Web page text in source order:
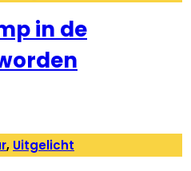
in de
, Uitgelicht